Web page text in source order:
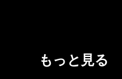
もっと見る